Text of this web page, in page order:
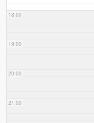
18:00
19:00
20:00
21:00